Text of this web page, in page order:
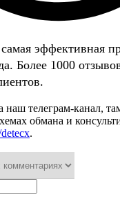
эффективная
Более 1000
наш телеграм-канал,
обмана и
.